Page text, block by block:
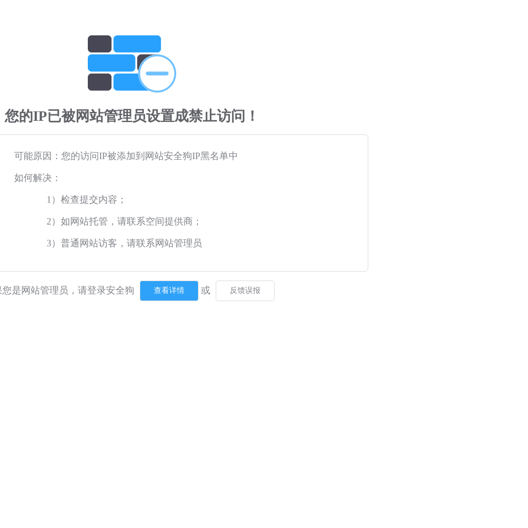
您的IP已被网站管理员设置成禁止访问！
可能原因：您的访问IP被添加到网站安全狗IP黑名单中
如何解决：
1）检查提交内容；
2）如网站托管，请联系空间提供商；
3）普通网站访客，请联系网站管理员
您是网站管理员，请登录安全狗 或